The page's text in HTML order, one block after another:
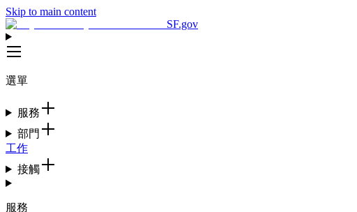
Skip to main content
SF.gov
選單
服務
部門
工作
接觸
服務